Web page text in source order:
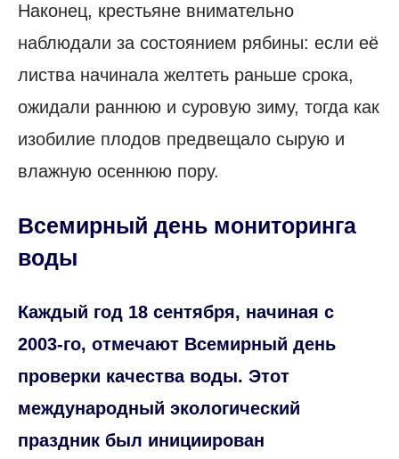
Наконец, крестьяне внимательно
наблюдали за состоянием рябины: если её
листва начинала желтеть раньше срока,
ожидали раннюю и суровую зиму, тогда как
изобилие плодов предвещало сырую и
влажную осеннюю пору.
Всемирный день мониторинга
воды
Каждый год 18 сентября, начиная с
2003-го, отмечают Всемирный день
проверки качества воды. Этот
международный экологический
праздник был инициирован